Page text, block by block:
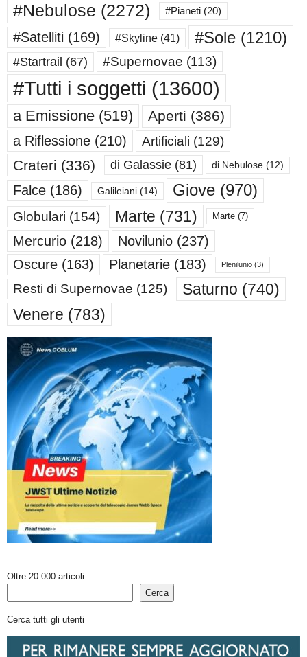
#Nebulose (2272) #Pianeti (20)
#Satelliti (169) #Skyline (41) #Sole (1210)
#Startrail (67) #Supernovae (113)
#Tutti i soggetti (13600)
a Emissione (519) Aperti (386)
a Riflessione (210) Artificiali (129)
Crateri (336) di Galassie (81) di Nebulose (12)
Falce (186) Galileiani (14) Giove (970)
Globulari (154) Marte (731) Marte (7)
Mercurio (218) Novilunio (237)
Oscure (163) Planetarie (183) Plenilunio (3)
Resti di Supernovae (125) Saturno (740)
Venere (783)
Oltre 20.000 articoli
Cerca
Cerca tutti gli utenti